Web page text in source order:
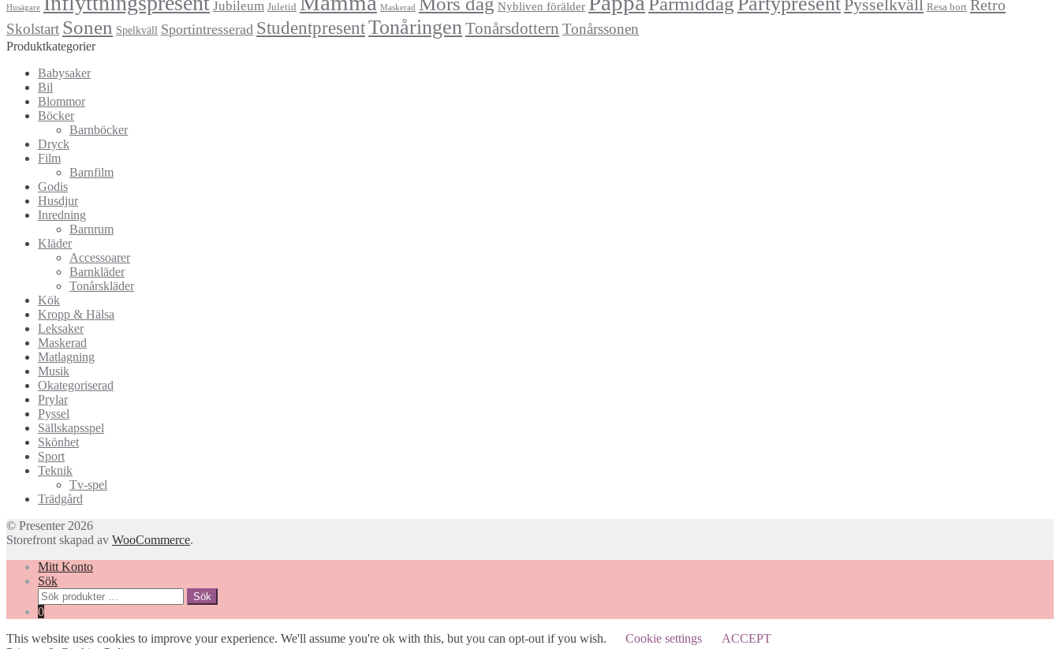
Husägare Jubileum Juletid Maskerad Nybliven förälder Pysselkväll Resa bort Retro
Skolstart Sonen Spelkväll Sportintresserad StudentpresentTonåringen Tonårsdottern Tonårssonen
Produktkategorier
Babysaker
Bil
Blommor
Böcker
Barnböcker
Dryck
Film
Barnfilm
Godis
Husdjur
Inredning
Barnrum
Kläder
Accessoarer
Barnkläder
Tonårskläder
Kök
Kropp & Hälsa
Leksaker
Maskerad
Matlagning
Musik
Okategoriserad
Prylar
Pyssel
Sällskapsspel
Skönhet
Sport
Teknik
Tv-spel
Trädgård
© Presenter 2026
Storefront skapad av WooCommerce.
Mitt Konto
Sök
Sök
efter:
Sök
0
This website uses cookies to improve your experience. We'll assume you're ok with this, but you can opt-out if you wish.
Cookie settings
ACCEPT